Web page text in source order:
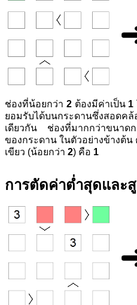
ช่องที่น้อยกว่า 2ต้องมีค่าเป็น 1
ยอมรับได้บนกระดานซึ่งสอด
เดียวกัน ช่องที่มากกว่าขนาด
ของกระดาน ในตัวอย่างข้างต้น
เขียว (น้อยกว่า 2) คือ 1
การตัดค่าต่ำสุดและ